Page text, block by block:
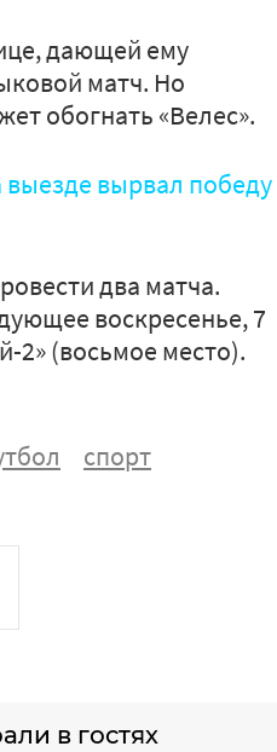
дающей ему
матч. Но
обогнать «Велес».
выезде вырвал победу
два матча.
воскресенье, 7
2» (восьмое место).
спорт
в гостях